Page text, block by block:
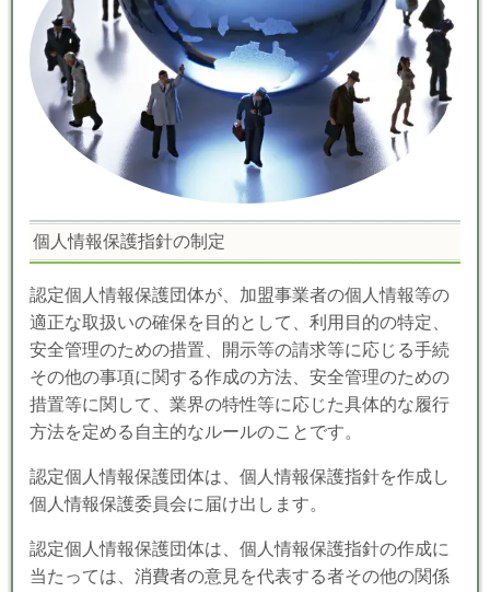
個人情報保護指針の制定
認定個人情報保護団体が、加盟事業者の個人情報等の
適正な取扱いの確保を目的として、利用目的の特定、
安全管理のための措置、開示等の請求等に応じる手続
その他の事項に関する作成の方法、安全管理のための
措置等に関して、業界の特性等に応じた具体的な履行
方法を定める自主的なルールのことです。
認定個人情報保護団体は、個人情報保護指針を作成し
個人情報保護委員会に届け出します。
認定個人情報保護団体は、個人情報保護指針の作成に
当たっては、消費者の意見を代表する者その他の関係